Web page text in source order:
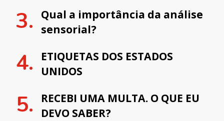
Qual a importância da análise
sensorial?
ETIQUETAS DOS ESTADOS
UNIDOS
RECEBI UMA MULTA. O QUE EU
DEVO SABER?